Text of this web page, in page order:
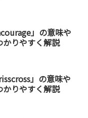
」の意味や
りやすく解説
」の意味や
りやすく解説